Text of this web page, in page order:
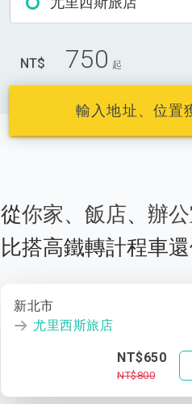
NT$ 750 起
輸入地址、位置
從你家、 飯店、 辦
比搭高鐵轉計程車
新北市
尤里西斯旅店
NT$650
NT$800